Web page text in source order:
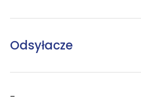
Odsyłacze
–